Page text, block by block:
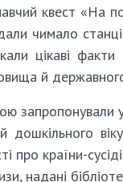
квест
чимало
цікаві факти
й
дошкільного
про країни-
надані